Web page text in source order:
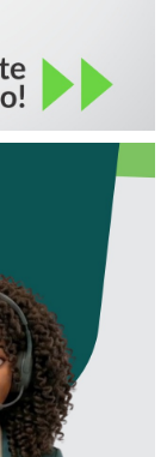
DO